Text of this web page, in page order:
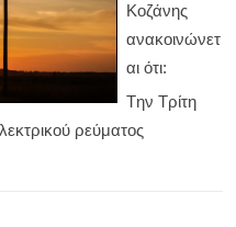
Κοζάνης
ανακοινώνετ
αι ότι:
Tην Τρίτη
ρεύματος